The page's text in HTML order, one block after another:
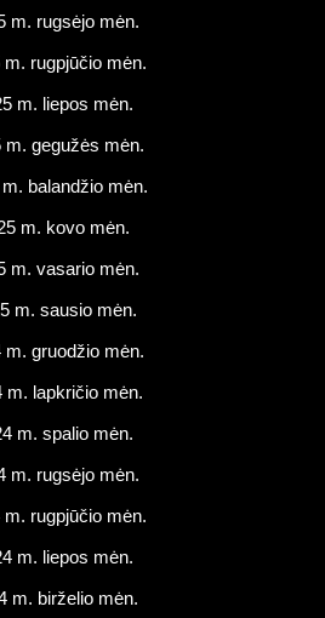
m. rugsėjo mėn.
m. rugpjūčio mėn.
m. liepos mėn.
m. gegužės mėn.
balandžio mėn.
m. kovo mėn.
m. vasario mėn.
m. sausio mėn.
m. gruodžio mėn.
m. lapkričio mėn.
m. spalio mėn.
m. rugsėjo mėn.
m. rugpjūčio mėn.
m. liepos mėn.
m. birželio mėn.